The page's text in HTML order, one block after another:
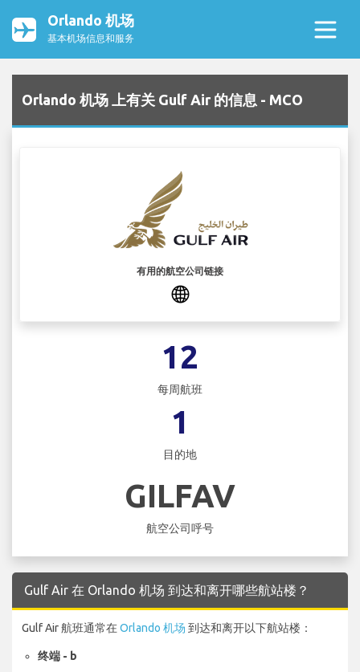
Orlando 机场
基本机场信息和服务
Orlando 机场 上有关 Gulf Air 的信息 - MCO
有用的航空公司链接
12
每周航班
1
目的地
GILFAV
航空公司呼号
Gulf Air 在 Orlando 机场 到达和离开哪些航站楼？
Gulf Air 航班通常在Orlando 机场 到达和离开以下航站楼：
终端 - b